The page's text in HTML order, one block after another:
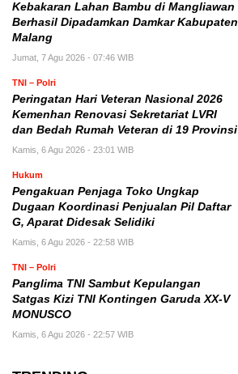
Kebakaran Lahan Bambu di Mangliawan
Berhasil Dipadamkan Damkar Kabupaten
Malang
Jumat, 7 Agu 2026 - 07:46 WIB
TNI – Polri
Peringatan Hari Veteran Nasional 2026
Kemenhan Renovasi Sekretariat LVRI
dan Bedah Rumah Veteran di 19 Provinsi
Kamis, 6 Agu 2026 - 23:01 WIB
Hukum
Pengakuan Penjaga Toko Ungkap
Dugaan Koordinasi Penjualan Pil Daftar
G, Aparat Didesak Selidiki
Kamis, 6 Agu 2026 - 22:58 WIB
TNI – Polri
Panglima TNI Sambut Kepulangan
Satgas Kizi TNI Kontingen Garuda XX-V
MONUSCO
Kamis, 6 Agu 2026 - 22:57 WIB